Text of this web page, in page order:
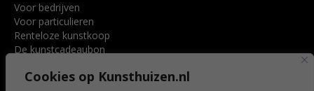
Cookies op Kunsthuizen.nl
Voor bedrijven
Voor particulieren
Renteloze kunstkoop
De kunstcadeaubon
Voordelen